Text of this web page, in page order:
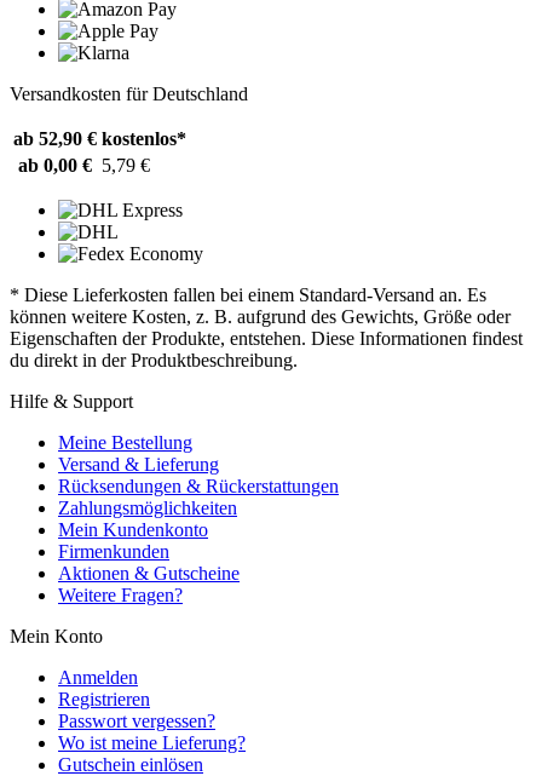
Versandkosten für Deutschland
ab 52,90 € kostenlos*
ab 0,00 € 5,79 €
* Diese Lieferkosten fallen bei einem Standard-Versand an. Es
können weitere Kosten, z. B. aufgrund des Gewichts, Größe oder
Eigenschaften der Produkte, entstehen. Diese Informationen findest
du direkt in der Produktbeschreibung.
Hilfe & Support
Meine Bestellung
Versand & Lieferung
Rücksendungen & Rückerstattungen
Zahlungsmöglichkeiten
Mein Kundenkonto
Firmenkunden
Aktionen & Gutscheine
Weitere Fragen?
Mein Konto
Anmelden
Registrieren
Passwort vergessen?
Wo ist meine Lieferung?
Gutschein einlösen